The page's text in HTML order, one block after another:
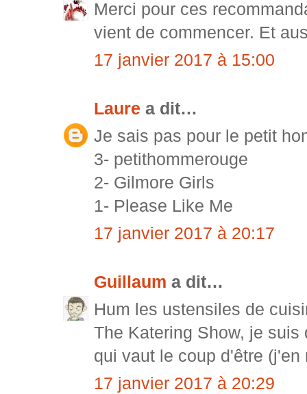
Merci pour ces
vient de commencer. Et
17 janvier 2017 à 15:00
Laure a dit…
Je sais pas pour le petit
3- petithommerouge
2- Gilmore Girls
1- Please Like Me
17 janvier 2017 à 20:17
Guillaum a dit…
Hum les ustensiles de
The Katering Show, je
qui vaut le coup d'être
17 janvier 2017 à 20:29